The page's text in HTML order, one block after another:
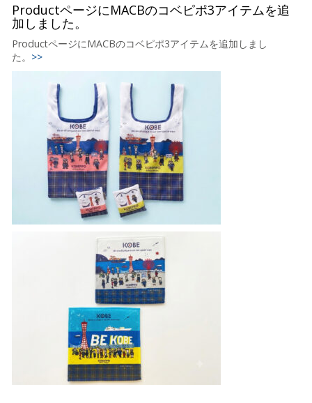
ProductページにMACBのコベピポ3アイテムを追
加しました。
ProductページにMACBのコベピポ3アイテムを追加しまし
た。 >>